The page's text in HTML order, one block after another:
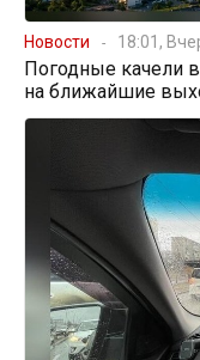
Новости 18:01,
Погодные качели
на ближайшие